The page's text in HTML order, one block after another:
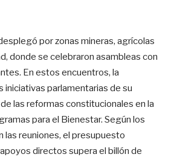
por zonas mineras, agrícolas
donde se celebraron asambleas con
. En estos encuentros, la
iniciativas parlamentarias de su
las reformas constitucionales en la
para el Bienestar. Según los
reuniones, el presupuesto
directos supera el billón de